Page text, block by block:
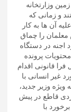
وزارتخانه
و زمانی که
آن ها به کار
را چماق
اجنه در دستگاه
پرونده
قانونی اقدام
غیر انسانی با
وزیر جدید،
قاطع در پیش
با